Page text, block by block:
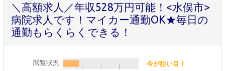
＼高額求人／年収528万円可能！<水俣市>
病院求人です！マイカー通勤OK★毎日の
通勤もらくらくできる！
閲覧状況 今が狙い目！